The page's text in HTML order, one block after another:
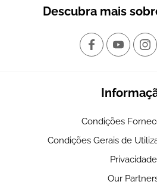
Descubra mais
Condições
Condições Gerais de
Privacidade
Our